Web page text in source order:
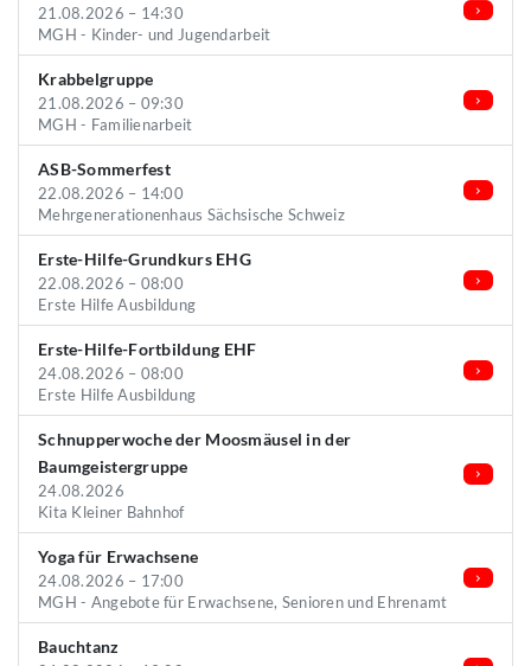
21.08.2026 – 14:30
MGH - Kinder- und Jugendarbeit
Krabbelgruppe
21.08.2026 – 09:30
MGH - Familienarbeit
ASB-Sommerfest
22.08.2026 – 14:00
Mehrgenerationenhaus Sächsische Schweiz
Erste-Hilfe-Grundkurs EHG
22.08.2026 – 08:00
Erste Hilfe Ausbildung
Erste-Hilfe-Fortbildung EHF
24.08.2026 – 08:00
Erste Hilfe Ausbildung
Schnupperwoche der Moosmäusel in der
Baumgeistergruppe
24.08.2026
Kita Kleiner Bahnhof
Yoga für Erwachsene
24.08.2026 – 17:00
MGH - Angebote für Erwachsene, Senioren und Ehrenamt
Bauchtanz